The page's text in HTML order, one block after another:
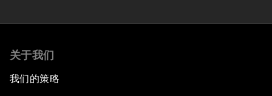
关于我们
我们的策略